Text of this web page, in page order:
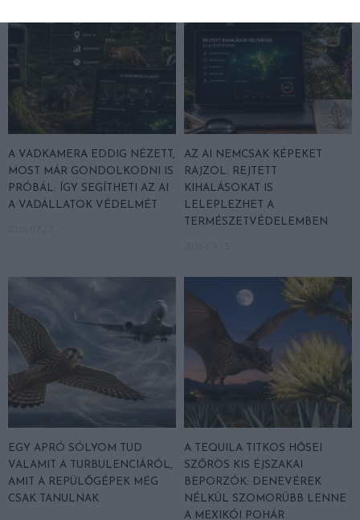
A VADKAMERA EDDIG NÉZETT,
MOST MÁR GONDOLKODNI IS
PRÓBÁL: ÍGY SEGÍTHETI AZ AI
A VADÁLLATOK VÉDELMÉT
AZ AI NEMCSAK KÉPEKET
RAJZOL: REJTETT
KIHALÁSOKAT IS
LELEPLEZHET A
TERMÉSZETVÉDELEMBEN
EGY APRÓ SÓLYOM TUD
VALAMIT A TURBULENCIÁRÓL,
AMIT A REPÜLŐGÉPEK MÉG
CSAK TANULNAK
A TEQUILA TITKOS HŐSEI
SZŐRÖS KIS ÉJSZAKAI
BEPORZÓK: DENEVÉREK
NÉLKÜL SZOMORÚBB LENNE
A MEXIKÓI POHÁR